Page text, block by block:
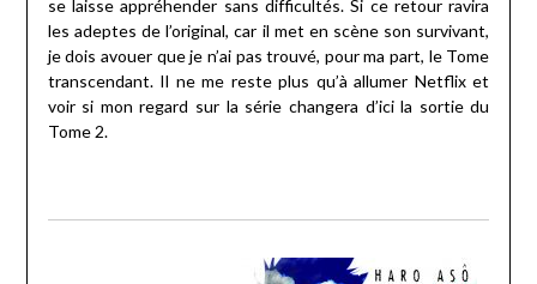
se laisse appréhender sans difficultés. Si ce retour ravira
les adeptes de l’original, car il met en scène son survivant,
je dois avouer que je n’ai pas trouvé, pour ma part, le Tome
transcendant. Il ne me reste plus qu’à allumer Netflix et
voir si mon regard sur la série changera d’ici la sortie du
Tome 2.